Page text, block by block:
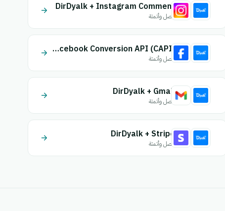
DirDyalk + Instagram Comment
اتصل وأتمتة
DirDyalk + Facebook Conversion API (CAPI)
اتصل وأتمتة
DirDyalk + Gmail
اتصل وأتمتة
DirDyalk + Stripe
اتصل وأتمتة